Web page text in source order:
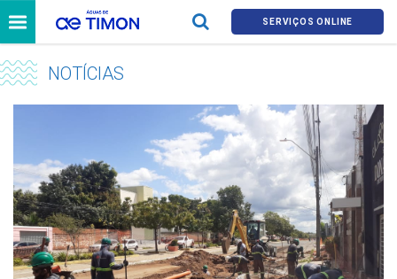
SERVIÇOS ONLINE
NOTÍCIAS